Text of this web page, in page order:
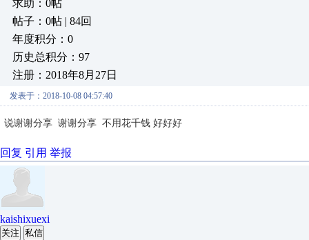
求助：0帖
帖子：0帖 | 84回
年度积分：0
历史总积分：97
注册：2018年8月27日
发表于：2018-10-08 04:57:40
说谢谢分享 谢谢分享 不用花千钱 好好好
回复 引用 举报
kaishixuexi
关注 私信